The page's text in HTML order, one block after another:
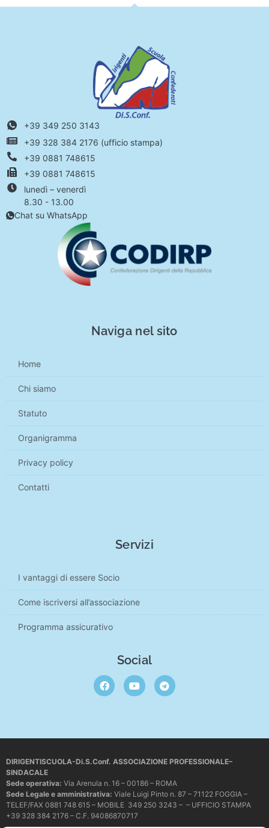
+39 349 250 3143
+39 328 384 2176 (ufficio stampa)
+39 0881 748615
+39 0881 748615
lunedì – venerdì
8.30 - 13.00
Chat su WhatsApp
Naviga nel sito
Home
Chi siamo
Statuto
Organigramma
Privacy policy
Contatti
Servizi
I vantaggi di essere Socio
Come iscriversi all’associazione
Programma assicurativo
Social
DIRIGENTISCUOLA-Di.S.Conf. ASSOCIAZIONE PROFESSIONALE–
SINDACALE
Sede operativa: Via Arenula n. 16 – 00186 – ROMA
Sede Legale e amministrativa: Viale Luigi Pinto n. 87 – 71122 FOGGIA –
TELEF/FAX 0881 748 615 – MOBILE 349 250 3243 – – UFFICIO STAMPA
+39 328 384 2176 – C.F. 94086870717